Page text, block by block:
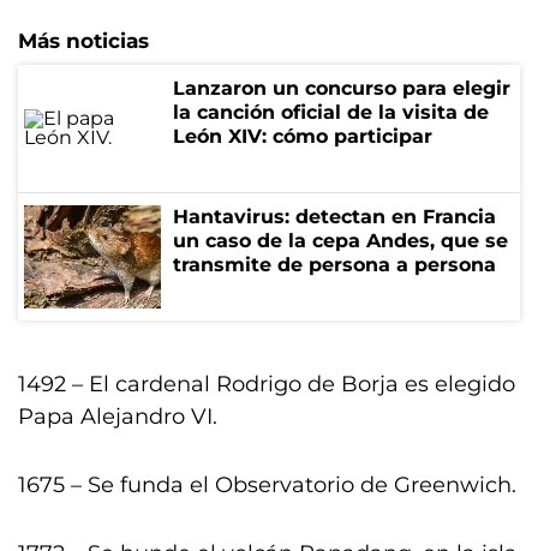
Más noticias
Lanzaron un concurso para elegir
la canción oficial de la visita de
León XIV: cómo participar
Hantavirus: detectan en Francia
un caso de la cepa Andes, que se
transmite de persona a persona
1492 – El cardenal Rodrigo de Borja es elegido
Papa Alejandro VI.
1675 – Se funda el Observatorio de Greenwich.